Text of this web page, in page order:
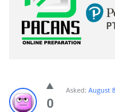
0
Asked: August